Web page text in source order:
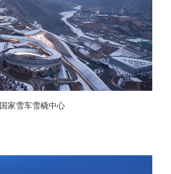
国家雪车雪橇中心